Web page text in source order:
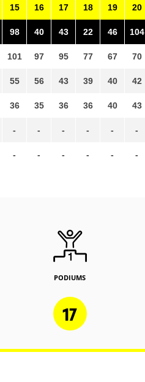
15
98
101
55
36
-
-
16
40
97
56
35
-
-
17
43
95
43
36
-
-
18
22
77
39
36
-
-
19
46
67
40
40
-
-
20
104
70
42
43
-
-
PODIUMS
17